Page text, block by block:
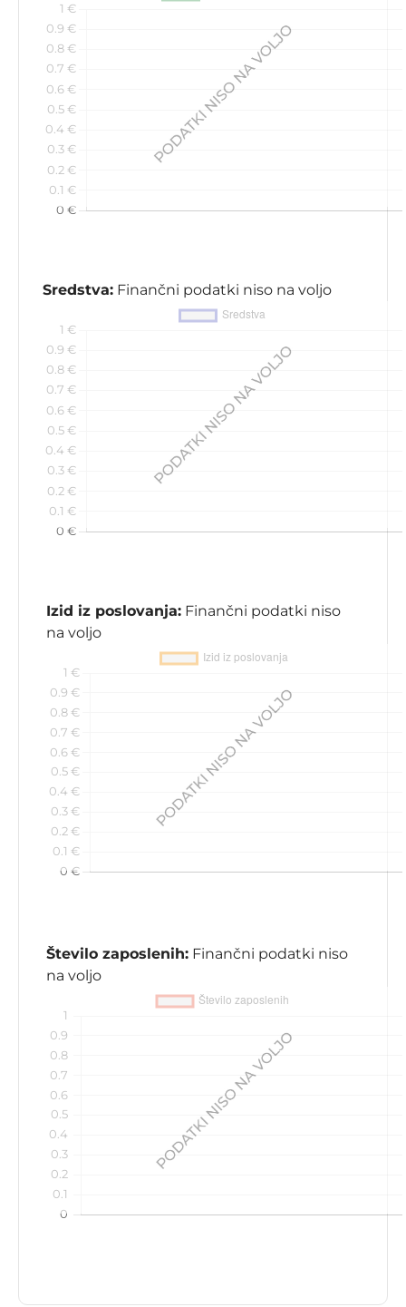
Sredstva: Finančni podatki niso na voljo
Izid iz poslovanja: Finančni podatki niso
na voljo
Število zaposlenih: Finančni podatki niso
na voljo